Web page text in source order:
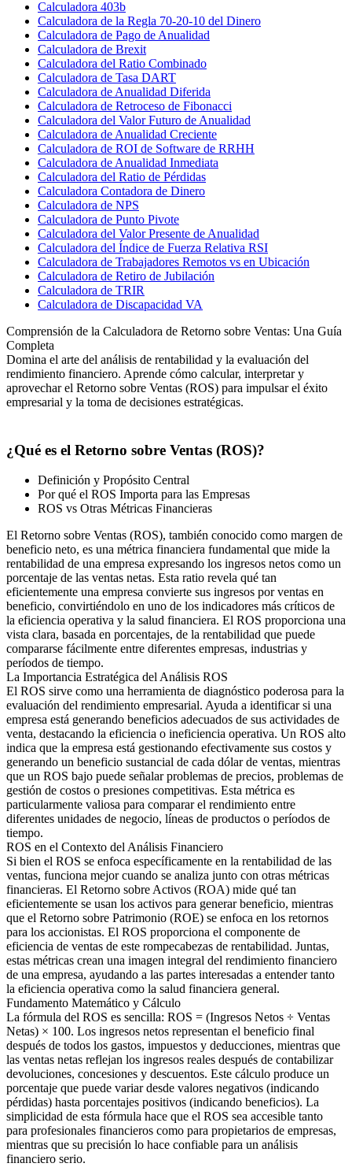
Calculadora 403b
Calculadora de la Regla 70-20-10 del Dinero
Calculadora de Pago de Anualidad
Calculadora de Brexit
Calculadora del Ratio Combinado
Calculadora de Tasa DART
Calculadora de Anualidad Diferida
Calculadora de Retroceso de Fibonacci
Calculadora del Valor Futuro de Anualidad
Calculadora de Anualidad Creciente
Calculadora de ROI de Software de RRHH
Calculadora de Anualidad Inmediata
Calculadora del Ratio de Pérdidas
Calculadora Contadora de Dinero
Calculadora de NPS
Calculadora de Punto Pivote
Calculadora del Valor Presente de Anualidad
Calculadora del Índice de Fuerza Relativa RSI
Calculadora de Trabajadores Remotos vs en Ubicación
Calculadora de Retiro de Jubilación
Calculadora de TRIR
Calculadora de Discapacidad VA
Comprensión de la Calculadora de Retorno sobre Ventas: Una Guía
Completa
Domina el arte del análisis de rentabilidad y la evaluación del
rendimiento financiero. Aprende cómo calcular, interpretar y
aprovechar el Retorno sobre Ventas (ROS) para impulsar el éxito
empresarial y la toma de decisiones estratégicas.
¿Qué es el Retorno sobre Ventas (ROS)?
Definición y Propósito Central
Por qué el ROS Importa para las Empresas
ROS vs Otras Métricas Financieras
El Retorno sobre Ventas (ROS), también conocido como margen de
beneficio neto, es una métrica financiera fundamental que mide la
rentabilidad de una empresa expresando los ingresos netos como un
porcentaje de las ventas netas. Esta ratio revela qué tan
eficientemente una empresa convierte sus ingresos por ventas en
beneficio, convirtiéndolo en uno de los indicadores más críticos de
la eficiencia operativa y la salud financiera. El ROS proporciona una
vista clara, basada en porcentajes, de la rentabilidad que puede
compararse fácilmente entre diferentes empresas, industrias y
períodos de tiempo.
La Importancia Estratégica del Análisis ROS
El ROS sirve como una herramienta de diagnóstico poderosa para la
evaluación del rendimiento empresarial. Ayuda a identificar si una
empresa está generando beneficios adecuados de sus actividades de
venta, destacando la eficiencia o ineficiencia operativa. Un ROS alto
indica que la empresa está gestionando efectivamente sus costos y
generando un beneficio sustancial de cada dólar de ventas, mientras
que un ROS bajo puede señalar problemas de precios, problemas de
gestión de costos o presiones competitivas. Esta métrica es
particularmente valiosa para comparar el rendimiento entre
diferentes unidades de negocio, líneas de productos o períodos de
tiempo.
ROS en el Contexto del Análisis Financiero
Si bien el ROS se enfoca específicamente en la rentabilidad de las
ventas, funciona mejor cuando se analiza junto con otras métricas
financieras. El Retorno sobre Activos (ROA) mide qué tan
eficientemente se usan los activos para generar beneficio, mientras
que el Retorno sobre Patrimonio (ROE) se enfoca en los retornos
para los accionistas. El ROS proporciona el componente de
eficiencia de ventas de este rompecabezas de rentabilidad. Juntas,
estas métricas crean una imagen integral del rendimiento financiero
de una empresa, ayudando a las partes interesadas a entender tanto
la eficiencia operativa como la salud financiera general.
Fundamento Matemático y Cálculo
La fórmula del ROS es sencilla: ROS = (Ingresos Netos ÷ Ventas
Netas) × 100. Los ingresos netos representan el beneficio final
después de todos los gastos, impuestos y deducciones, mientras que
las ventas netas reflejan los ingresos reales después de contabilizar
devoluciones, concesiones y descuentos. Este cálculo produce un
porcentaje que puede variar desde valores negativos (indicando
pérdidas) hasta porcentajes positivos (indicando beneficios). La
simplicidad de esta fórmula hace que el ROS sea accesible tanto
para profesionales financieros como para propietarios de empresas,
mientras que su precisión lo hace confiable para un análisis
financiero serio.